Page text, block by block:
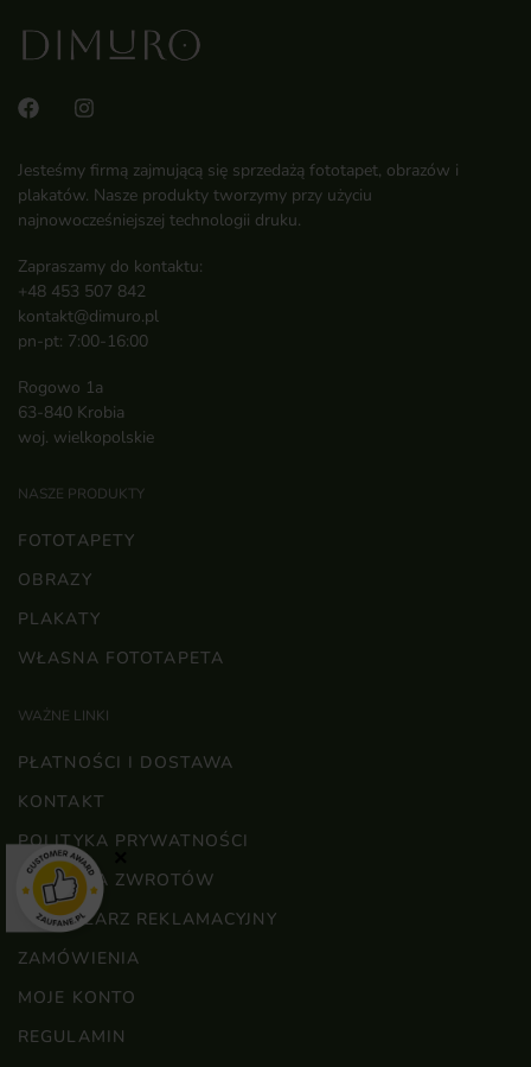
Jesteśmy firmą zajmującą się sprzedażą fototapet, obrazów i
plakatów. Nasze produkty tworzymy przy użyciu
najnowocześniejszej technologii druku.
Zapraszamy do kontaktu:
+48 453 507 842
kontakt@dimuro.pl
pn-pt: 7:00-16:00
Rogowo 1a
63-840 Krobia
woj. wielkopolskie
NASZE PRODUKTY
FOTOTAPETY
OBRAZY
PLAKATY
WŁASNA FOTOTAPETA
WAŻNE LINKI
PŁATNOŚCI I DOSTAWA
KONTAKT
POLITYKA PRYWATNOŚCI
POLITYKA ZWROTÓW
FORMULARZ REKLAMACYJNY
ZAMÓWIENIA
MOJE KONTO
REGULAMIN